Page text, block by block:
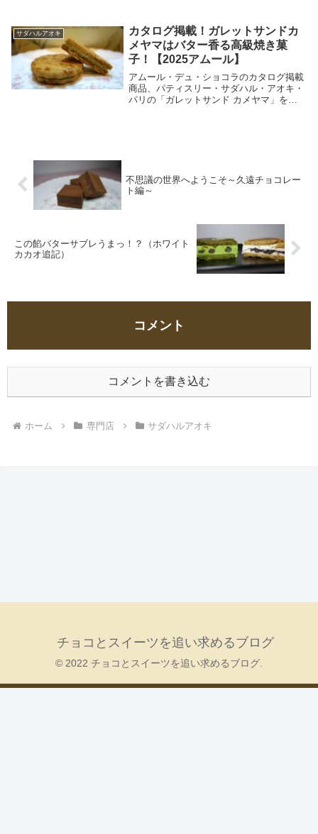
サダハルアオキ
カタログ掲載！ガレットサンドカ
メヤマはバター香る高級焼き菓
子！【2025アムール】
アムール・デュ・ショコラのカタログ掲載
商品、パティスリー・サダハル・アオキ・
パリの「ガレットサンド カメヤマ」を買
不思議の世界へようこそ～久遠チョコレー
ト編～
この餡バターサブレうまっ！？（ホワイト
カカオ追記）
コメント
コメントを書き込む
ホーム 専門店 サダハルアオキ
チョコとスイーツを追い求めるブログ
© 2022 チョコとスイーツを追い求めるブログ.